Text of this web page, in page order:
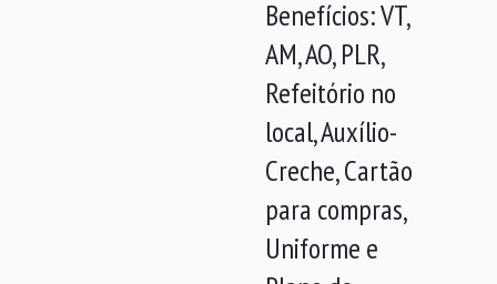
Benefícios: VT,
AM, AO, PLR,
Refeitório no
local, Auxílio-
Creche, Cartão
para compras,
Uniforme e